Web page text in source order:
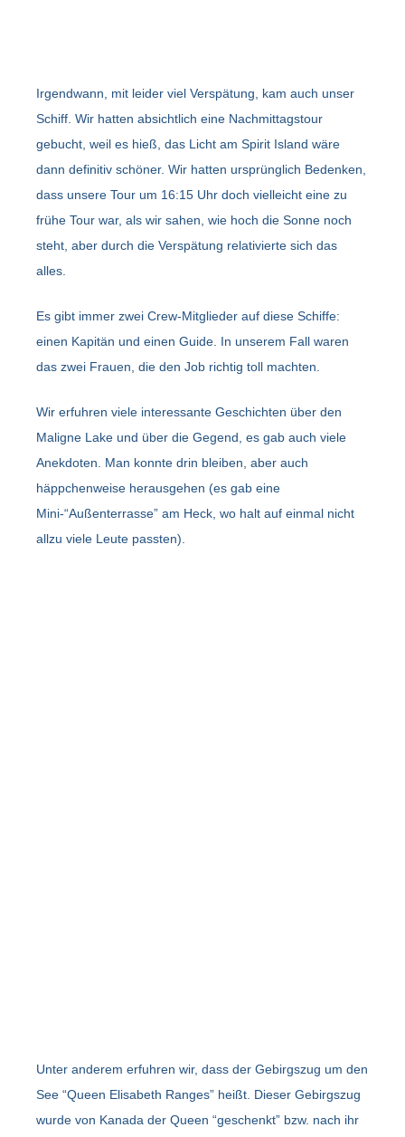
Irgendwann, mit leider viel Verspätung, kam auch unser
Schiff. Wir hatten absichtlich eine Nachmittagstour
gebucht, weil es hieß, das Licht am Spirit Island wäre
dann definitiv schöner. Wir hatten ursprünglich Bedenken,
dass unsere Tour um 16:15 Uhr doch vielleicht eine zu
frühe Tour war, als wir sahen, wie hoch die Sonne noch
steht, aber durch die Verspätung relativierte sich das
alles.
Es gibt immer zwei Crew-Mitglieder auf diese Schiffe:
einen Kapitän und einen Guide. In unserem Fall waren
das zwei Frauen, die den Job richtig toll machten.
Wir erfuhren viele interessante Geschichten über den
Maligne Lake und über die Gegend, es gab auch viele
Anekdoten. Man konnte drin bleiben, aber auch
häppchenweise herausgehen (es gab eine
Mini-“Außenterrasse” am Heck, wo halt auf einmal nicht
allzu viele Leute passten).
Unter anderem erfuhren wir, dass der Gebirgszug um den
See “Queen Elisabeth Ranges” heißt. Dieser Gebirgszug
wurde von Kanada der Queen “geschenkt” bzw. nach ihr